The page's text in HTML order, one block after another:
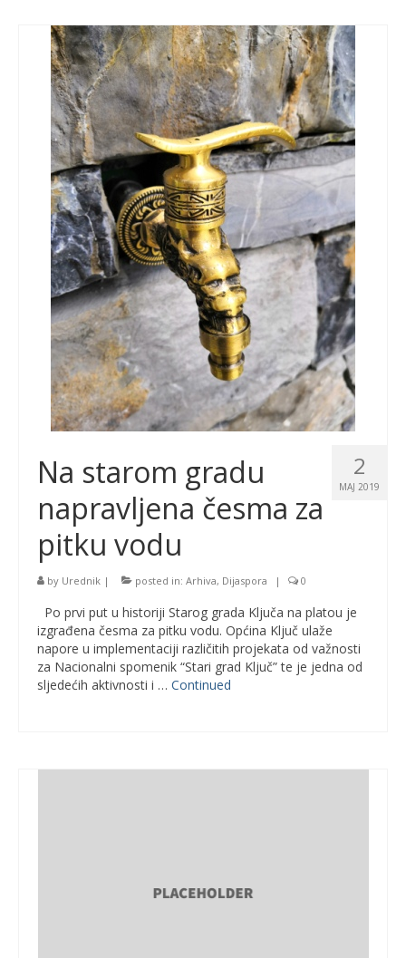
2
MAJ 2019
Na starom gradu
napravljena česma za
pitku vodu
by Urednik | posted in: Arhiva, Dijaspora | 0
Po prvi put u historiji Starog grada Ključa na platou je
izgrađena česma za pitku vodu. Općina Ključ ulaže
napore u implementaciji različitih projekata od važnosti
za Nacionalni spomenik “Stari grad Ključ” te je jedna od
sljedećih aktivnosti i … Continued